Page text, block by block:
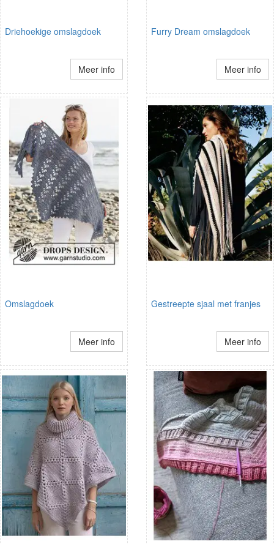
Driehoekige omslagdoek
Meer info
Furry Dream omslagdoek
Meer info
Omslagdoek
Meer info
Gestreepte sjaal met franjes
Meer info